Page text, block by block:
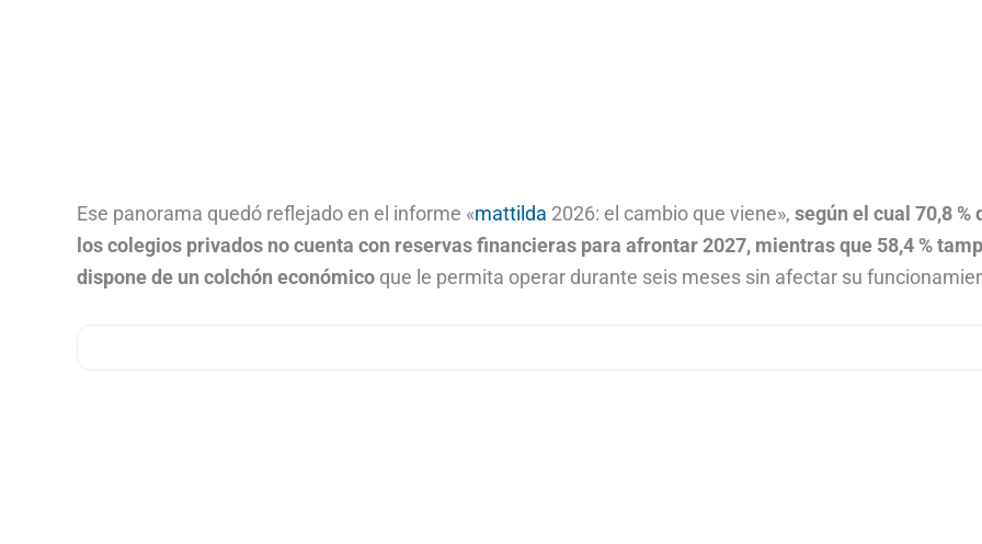
Ese panorama quedó reflejado en el informe «mattilda 2026: el cambio que viene», según el cual 70,8 %
los colegios privados no cuenta con reservas financieras para afrontar 2027, mientras que 58,4 %
dispone de un colchón económico que le permita operar durante seis meses sin afectar su